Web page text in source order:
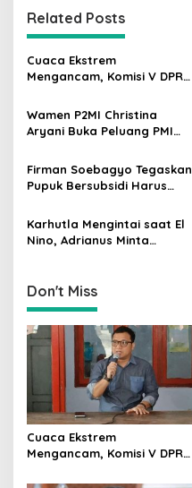
n
a
v
g
a
t
i
o
n
Related Posts
Cuaca Ekstrem
Mengancam, Komisi V DPR
Kesiapan Petani Indramayu
Wamen P2MI Christina
Aryani Buka Peluang PMI
dan Syaratnya
Firman Soebagyo Tegaskan
Pupuk Bersubsidi Harus
Wajib Sesuai RDKK
Karhutla Mengintai saat El
Nino, Adrianus Minta
Don't Miss
Cuaca Ekstrem
Mengancam, Komisi V DPR